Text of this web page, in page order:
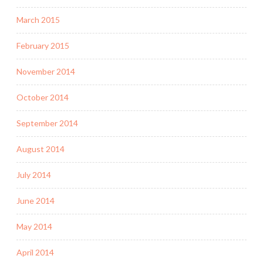
March 2015
February 2015
November 2014
October 2014
September 2014
August 2014
July 2014
June 2014
May 2014
April 2014